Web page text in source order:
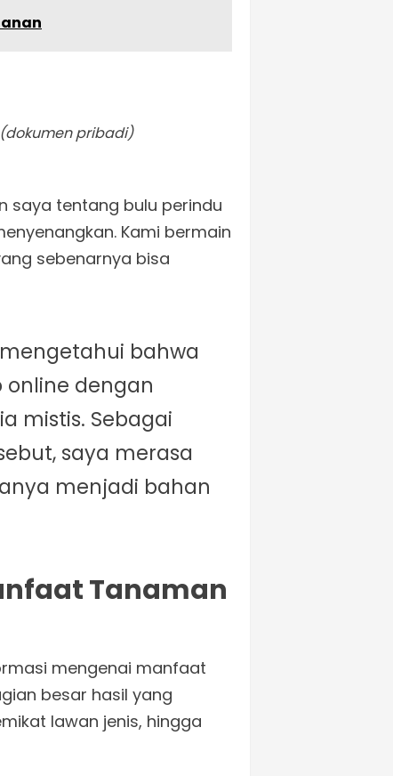
pribadi)
saya tentang bulu perindu
Kami bermain
sebenarnya bisa
bahwa
online dengan
mistis. Sebagai
saya merasa
menjadi bahan
Tanaman
mengenai manfaat
besar hasil yang
lawan jenis, hingga